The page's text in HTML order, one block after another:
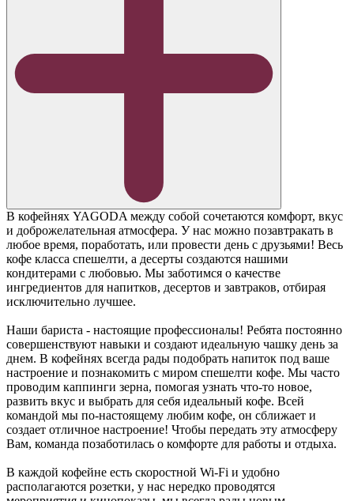
В кофейнях YAGODA между собой сочетаются комфорт, вкус
и доброжелательная атмосфера. У нас можно позавтракать в
любое время, поработать, или провести день с друзьями! Весь
кофе класса спешелти, а десерты создаются нашими
кондитерами с любовью. Мы заботимся о качестве
ингредиентов для напитков, десертов и завтраков, отбирая
исключительно лучшее.
Наши бариста - настоящие профессионалы! Ребята постоянно
совершенствуют навыки и создают идеальную чашку день за
днем. В кофейнях всегда рады подобрать напиток под ваше
настроение и познакомить с миром спешелти кофе. Мы часто
проводим каппинги зерна, помогая узнать что-то новое,
развить вкус и выбрать для себя идеальный кофе. Всей
командой мы по-настоящему любим кофе, он сближает и
создает отличное настроение! Чтобы передать эту атмосферу
Вам, команда позаботилась о комфорте для работы и отдыха.
В каждой кофейне есть скоростной Wi-Fi и удобно
располагаются розетки, у нас нередко проводятся